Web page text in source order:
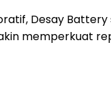
Desay
memperkuat